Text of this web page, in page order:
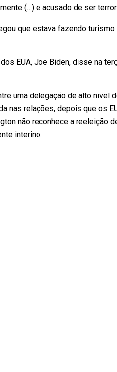
(…) e acusado de ser
que estava fazendo
EUA, Joe Biden, disse na
uma delegação de alto nível
nas relações, depois que os
não reconhece a reeleição
interino.